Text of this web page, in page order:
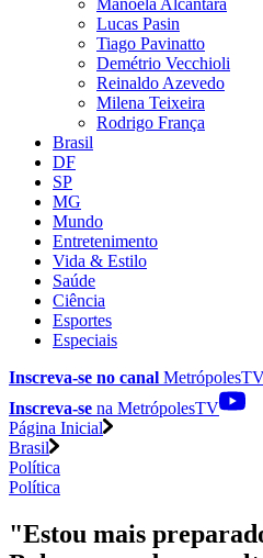
Lucas Pasin
Tiago Pavinatto
Demétrio Vecchioli
Reinaldo Azevedo
Milena Teixeira
Rodrigo França
Brasil
DF
SP
MG
Mundo
Entretenimento
Vida & Estilo
Saúde
Ciência
Esportes
Especiais
Inscreva-se no canal
Inscreva-se na MetrópolesTV
Página Inicial
Brasil
Política
Política
"Estou mais